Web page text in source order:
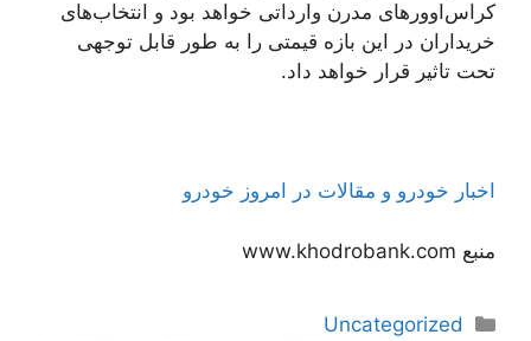
کراس‌اوورهای مدرن وارداتی خواهد بود و انتخاب‌های
خریداران در این بازه قیمتی را به طور قابل توجهی
تحت تاثیر قرار خواهد داد.
اخبار خودرو و مقالات در امروز خودرو
منبع www.khodrobank.com
دسته‌ها
Uncategorized